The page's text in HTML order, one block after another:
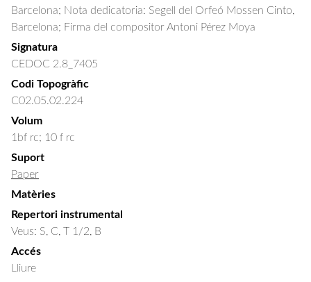
Barcelona; Nota dedicatoria: Segell del Orfeó Mossen Cinto,
Barcelona; Firma del compositor Antoni Pérez Moya
Signatura
CEDOC 2.8_7405
Codi Topogràfic
C02.05.02.224
Volum
1bf rc; 10 f rc
Suport
Paper
Matèries
Repertori instrumental
Veus: S, C, T 1/2, B
Accés
Lliure